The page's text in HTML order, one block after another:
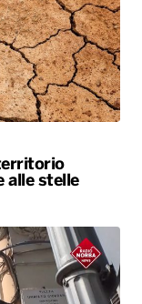
alle stelle